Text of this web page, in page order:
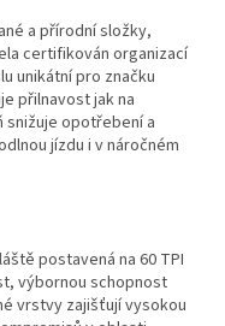
a přírodní složky,
certifikován organizací
unikátní pro značku
přilnavost jak na
snižuje opotřebení a
jízdu i v náročném
postavená na 60 TPI
výbornou schopnost
vrstvy zajišťují vysokou